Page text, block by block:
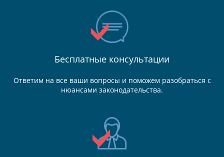
Бесплатные консультации
Ответим на все ваши вопросы и поможем разобраться с
нюансами законодательства.